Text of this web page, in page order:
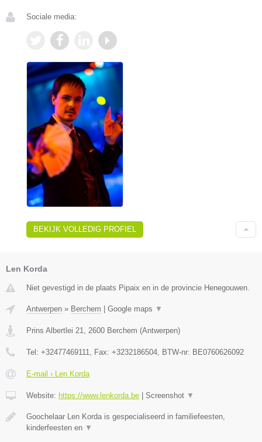
Sociale media:
BEKIJK VOLLEDIG PROFIEL
Len Korda
Niet gevestigd in de plaats Pipaix en in de provincie Henegouwen.
Antwerpen » Berchem Google maps ▼
Prins Albertlei 21 2600 Berchem (Antwerpen)
Tel: +32477469111 , Fax: +3232186504 , BTW-nr: BE0760626092
E-mail › Len Korda
Website: https://www.lenkorda.be Screenshot ▼
Goochelaar Len Korda is gespecialiseerd in familiefeesten,
kinderfeesten en ▼